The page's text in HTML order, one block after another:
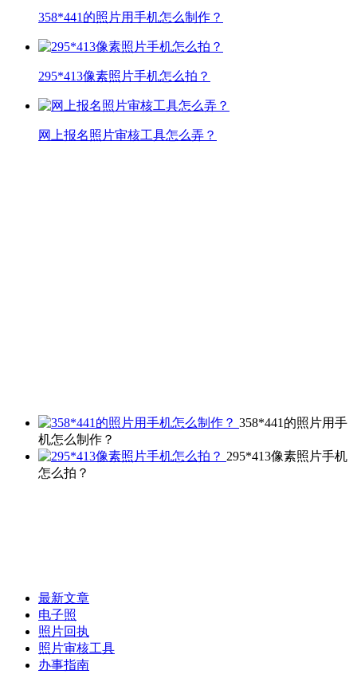
358*441的照片用手机怎么制作？
295*413像素照片手机怎么拍？
网上报名照片审核工具怎么弄？
358*441的照片用手
机怎么制作？
295*413像素照片手机
怎么拍？
最新文章
电子照
照片回执
照片审核工具
办事指南